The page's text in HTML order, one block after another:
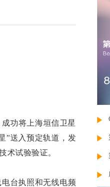
功将上海垣信卫星
”送入预定轨道，发
术试验验证。
台执照和无线电频